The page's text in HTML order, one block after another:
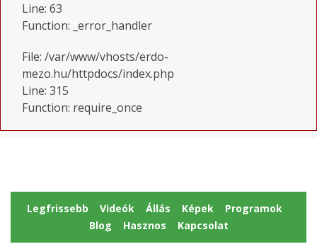
Line: 63
Function: _error_handler
File: /var/www/vhosts/erdo-
mezo.hu/httpdocs/index.php
Line: 315
Function: require_once
Legfrissebb Videók Állás Képek
Programok
Blog
Hasznos Kapcsolat